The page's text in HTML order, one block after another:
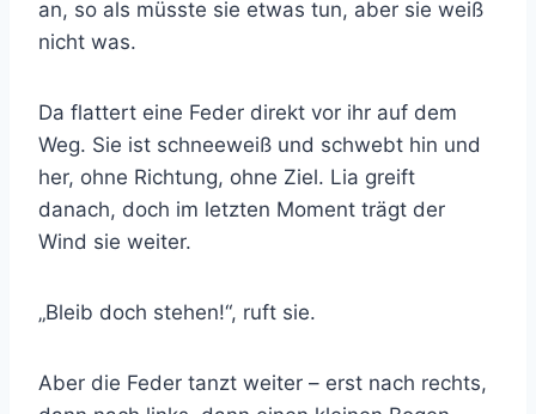
an, so als müsste sie etwas tun, aber sie weiß
nicht was.
Da flattert eine Feder direkt vor ihr auf dem
Weg. Sie ist schneeweiß und schwebt hin und
her, ohne Richtung, ohne Ziel. Lia greift
danach, doch im letzten Moment trägt der
Wind sie weiter.
„Bleib doch stehen!“, ruft sie.
Aber die Feder tanzt weiter – erst nach rechts,